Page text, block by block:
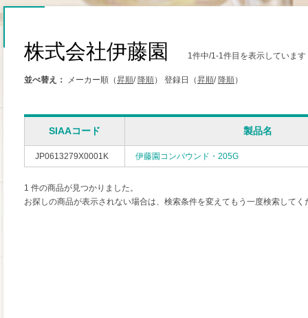
株式会社伊藤園 1件中/1-1件目を表示しています
並べ替え： メーカー順（昇順/ 降順） 登録日（昇順/ 降順）
SIAAコード 製品名
JP0613279X0001K 伊藤園コンパウンド・205G
1 件の商品が見つかりました。
お探しの商品が表示されない場合は、検索条件を変えてもう一度検索してく